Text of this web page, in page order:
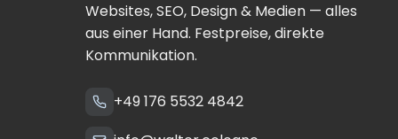
Websites, SEO, Design & Medien — alles
aus einer Hand. Festpreise, direkte
Kommunikation.
+49 176 5532 4842